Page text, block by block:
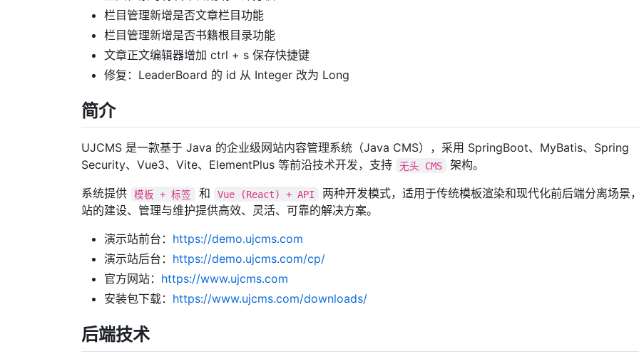
栏目管理新增是否文章栏目功能
栏目管理新增是否书籍根目录功能
文章正文编辑器增加 ctrl + s 保存快捷键
修复：LeaderBoard 的 id 从 Integer 改为 Long
简介
UJCMS 是一款基于 Java 的企业级网站内容管理系统（Java CMS），采用 SpringBoot、MyBatis、Spring
Security、Vue3、Vite、ElementPlus 等前沿技术开发，支持
无头 CMS
架构。
系统提供
模板 + 标签 和 Vue (React) + API
两种开发模式，适用于传统模板渲染和现代化前后端分离场景
站的建设、管理与维护提供高效、灵活、可靠的解决方案。
演示站前台： https://demo.ujcms.com
演示站后台： https://demo.ujcms.com/cp/
官方网站： https://www.ujcms.com
安装包下载： https://www.ujcms.com/downloads/
后端技术